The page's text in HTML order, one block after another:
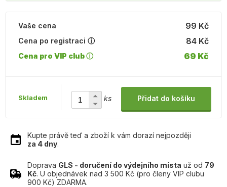
99 Kč
Vaše cena
Cena po registraci ⓘ
84 Kč
Cena pro VIP club ⓘ 69 Kč
Skladem ks Přidat do košíku
Kupte právě teď a zboží k vám dorazí nejpozději
za 4 dny.
Doprava GLS - doručení do výdejního místa už od 79
Kč. U objednávek nad 3 500 Kč (pro členy VIP clubu
900 Kč) ZDARMA.